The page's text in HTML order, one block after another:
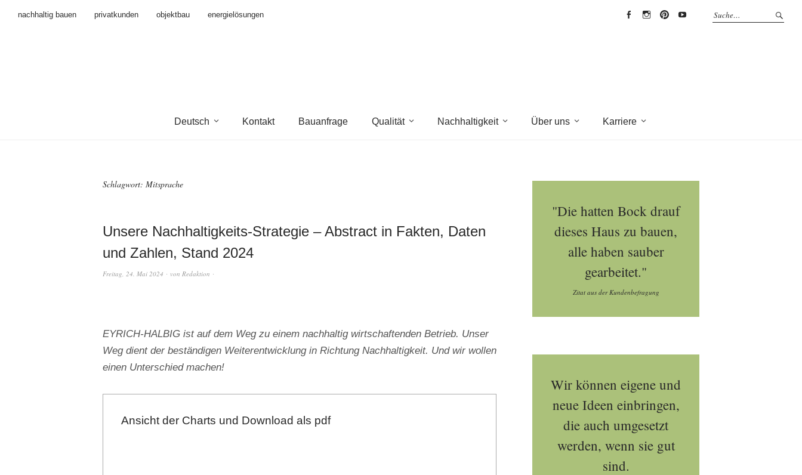
nachhaltig bauen privatkunden objektbau
energielösungen
Deutsch Kontakt Bauanfrage Qualität Nachhaltigkeit Über uns Karriere
Schlagwort: Mitsprache
Unsere Nachhaltigkeits-Strategie – Abstract in Fakten, Daten
und Zahlen, Stand 2024
Freitag, 24. Mai 2024 von Redaktion
EYRICH-HALBIG ist auf dem Weg zu einem nachhaltig wirtschaftenden Betrieb. Unser
Weg dient der beständigen Weiterentwicklung in Richtung Nachhaltigkeit. Und wir wollen
einen Unterschied machen!
Ansicht der Charts und Download als pdf
"Die hatten Bock drauf
dieses Haus zu bauen,
alle haben sauber
gearbeitet."
Zitat aus der Kundenbefragung
Wir können eigene und
neue Ideen einbringen,
die auch umgesetzt
werden, wenn sie gut
sind.